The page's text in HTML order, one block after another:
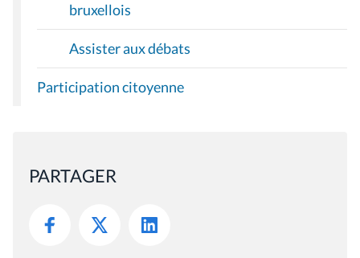
bruxellois
Assister aux débats
Participation citoyenne
PARTAGER